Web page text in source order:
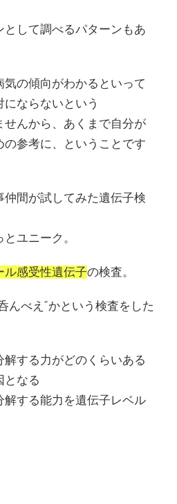
として調べるパターンもあ
の傾向がわかるといって
ならないという
んから、あくまで自分が
参考に、ということです
間が試してみた遺伝子検
ユニーク。
ル感受性遺伝子の検査。
んべえ”かという検査をした
する力がどのくらいある
となる
解する能力を遺伝子レベル